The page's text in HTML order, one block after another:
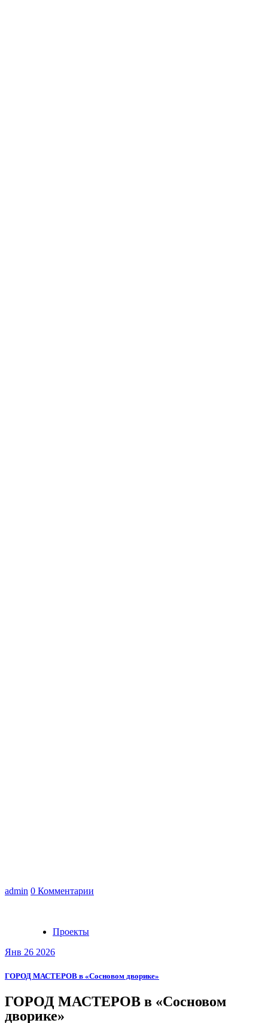
admin 0 Комментарии
Проекты
Янв 26 2026
ГОРОД МАСТЕРОВ в «Сосновом дворике»
ГОРОД МАСТЕРОВ в «Сосновом
дворике»